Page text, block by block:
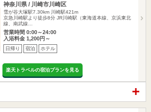
神奈川県 / 川崎市川崎区
雪が谷大塚駅7.30km
川崎駅421m
京急川崎駅より徒歩8分 JR川崎駅（東海道本線、京浜東北
線、南武線…
営業時間 0:00～24:00
入浴料金 1,200円～
日帰り 宿泊 ホテル
楽天トラベルの宿泊プランを見る